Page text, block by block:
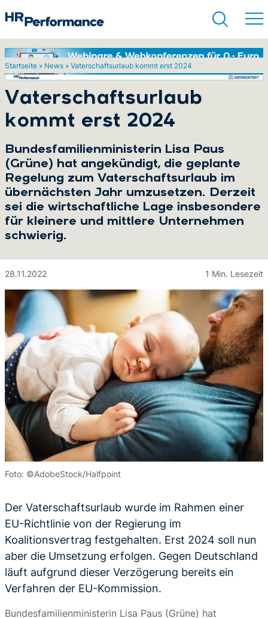
Startseite » News » Vaterschaftsurlaub kommt erst 2024
Vaterschaftsurlaub
kommt erst 2024
Bundesfamilienministerin Lisa Paus
(Grüne) hat angekündigt, die geplante
Regelung zum Vaterschaftsurlaub im
übernächsten Jahr umzusetzen. Derzeit
sei die wirtschaftliche Lage insbesondere
für kleinere und mittlere Unternehmen
schwierig.
28.11.2022 1 Min. Lesezeit
Foto: ©AdobeStock/Halfpoint
Der Vaterschaftsurlaub wurde im Rahmen einer
EU-Richtlinie von der Regierung im
Koalitionsvertrag festgehalten. Erst 2024 soll nun
aber die Umsetzung erfolgen. Gegen Deutschland
läuft aufgrund dieser Verzögerung bereits ein
Verfahren der EU-Kommission.
Bundesfamilienministerin Lisa Paus (Grüne) hat